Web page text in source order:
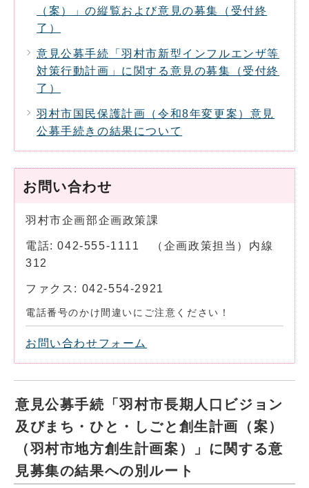
（案）」の縦覧および意見の募集（受付終
了）
意見公募手続「羽村市新型インフルエンザ等
対策行動計画」に関する意見の募集（受付終
了）
羽村市国民保護計画（令和8年変更案）意見
公募手続きの結果について
お問い合わせ
羽村市企画部企画政策課
電話: 042-555-1111 （企画政策担当）内線
312
ファクス: 042-554-2921
電話番号のかけ間違いにご注意ください！
お問い合わせフォーム
意見公募手続「羽村市長期人口ビジョン
及びまち・ひと・しごと創生計画（案）
（羽村市地方創生計画案）」に関する意
見募集の結果への別ルート